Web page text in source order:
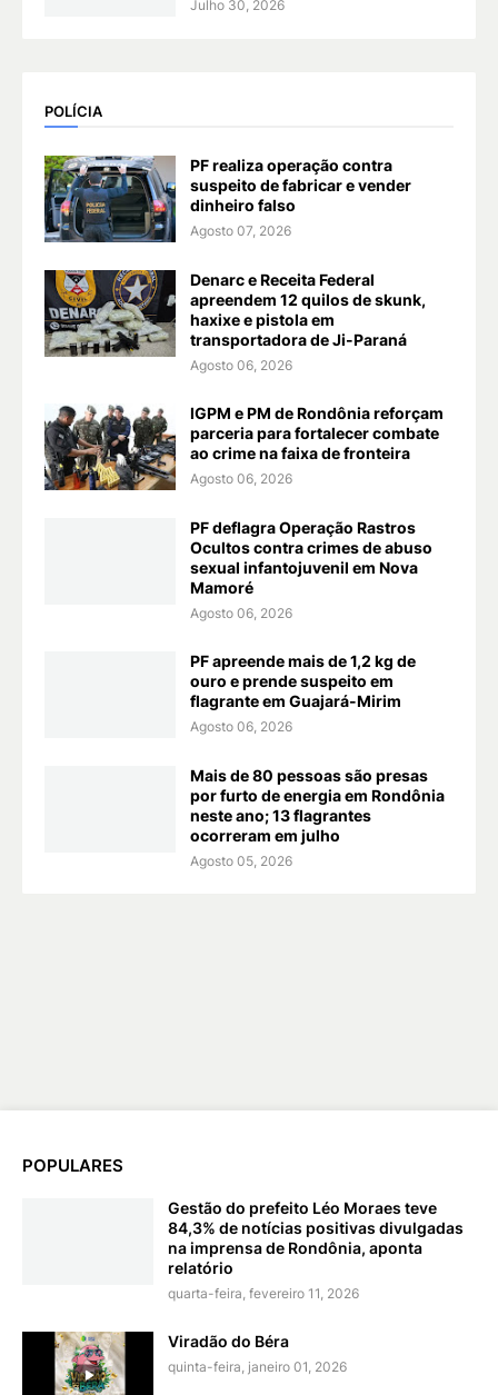
Julho 30, 2026
POLÍCIA
PF realiza operação contra
suspeito de fabricar e vender
dinheiro falso
Agosto 07, 2026
Denarc e Receita Federal
apreendem 12 quilos de skunk,
haxixe e pistola em
transportadora de Ji-Paraná
Agosto 06, 2026
IGPM e PM de Rondônia reforçam
parceria para fortalecer combate
ao crime na faixa de fronteira
Agosto 06, 2026
PF deflagra Operação Rastros
Ocultos contra crimes de abuso
sexual infantojuvenil em Nova
Mamoré
Agosto 06, 2026
PF apreende mais de 1,2 kg de
ouro e prende suspeito em
flagrante em Guajará-Mirim
Agosto 06, 2026
Mais de 80 pessoas são presas
por furto de energia em Rondônia
neste ano; 13 flagrantes
ocorreram em julho
Agosto 05, 2026
POPULARES
Gestão do prefeito Léo Moraes teve
84,3% de notícias positivas divulgadas
na imprensa de Rondônia, aponta
relatório
quarta-feira, fevereiro 11, 2026
Viradão do Béra
quinta-feira, janeiro 01, 2026